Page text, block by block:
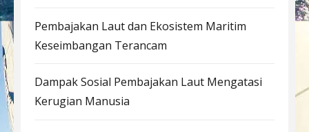
Pembajakan Laut dan Ekosistem Maritim
Keseimbangan Terancam
Dampak Sosial Pembajakan Laut Mengatasi
Kerugian Manusia